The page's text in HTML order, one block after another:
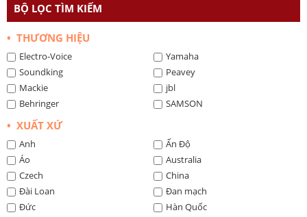
BỘ LỌC TÌM KIẾM
• THƯƠNG HIỆU
Electro-Voice
Yamaha
Soundking
Peavey
Mackie
jbl
Behringer
SAMSON
• XUẤT XỨ
Anh
Ấn Độ
Áo
Australia
Czech
China
Đài Loan
Đan mạch
Đức
Hàn Quốc